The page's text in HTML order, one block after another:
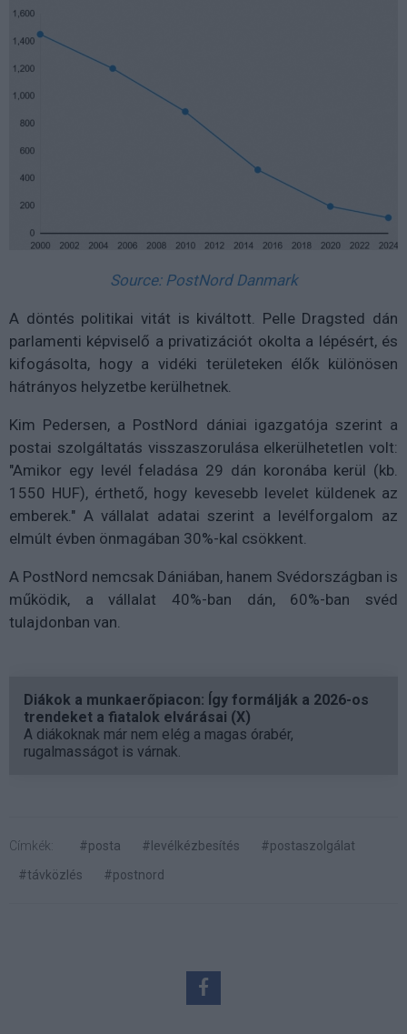
Source: PostNord Danmark
A döntés politikai vitát is kiváltott. Pelle Dragsted dán
parlamenti képviselő a privatizációt okolta a lépésért, és
kifogásolta, hogy a vidéki területeken élők különösen
hátrányos helyzetbe kerülhetnek.
Kim Pedersen, a PostNord dániai igazgatója szerint a
postai szolgáltatás visszaszorulása elkerülhetetlen volt:
"Amikor egy levél feladása 29 dán koronába kerül (kb.
1550 HUF), érthető, hogy kevesebb levelet küldenek az
emberek." A vállalat adatai szerint a levélforgalom az
elmúlt évben önmagában 30%-kal csökkent.
A PostNord nemcsak Dániában, hanem Svédországban is
működik, a vállalat 40%-ban dán, 60%-ban svéd
tulajdonban van.
Diákok a munkaerőpiacon: Így formálják a 2026-os
trendeket a fiatalok elvárásai (X)
A diákoknak már nem elég a magas órabér,
rugalmasságot is várnak.
Címkék: #posta #levélkézbesítés
#postaszolgálat
#távközlés
#postnord